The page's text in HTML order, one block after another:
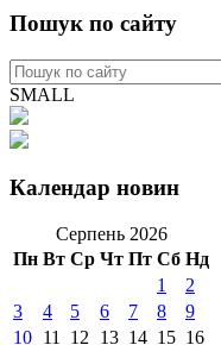
Пошук по сайту
SMALL
Календар новин
Серпень 2026
Пн Вт Ср Чт Пт Сб Нд
1
2
3
4 5 6 7 8
9
10 11 12 13 14 15 16